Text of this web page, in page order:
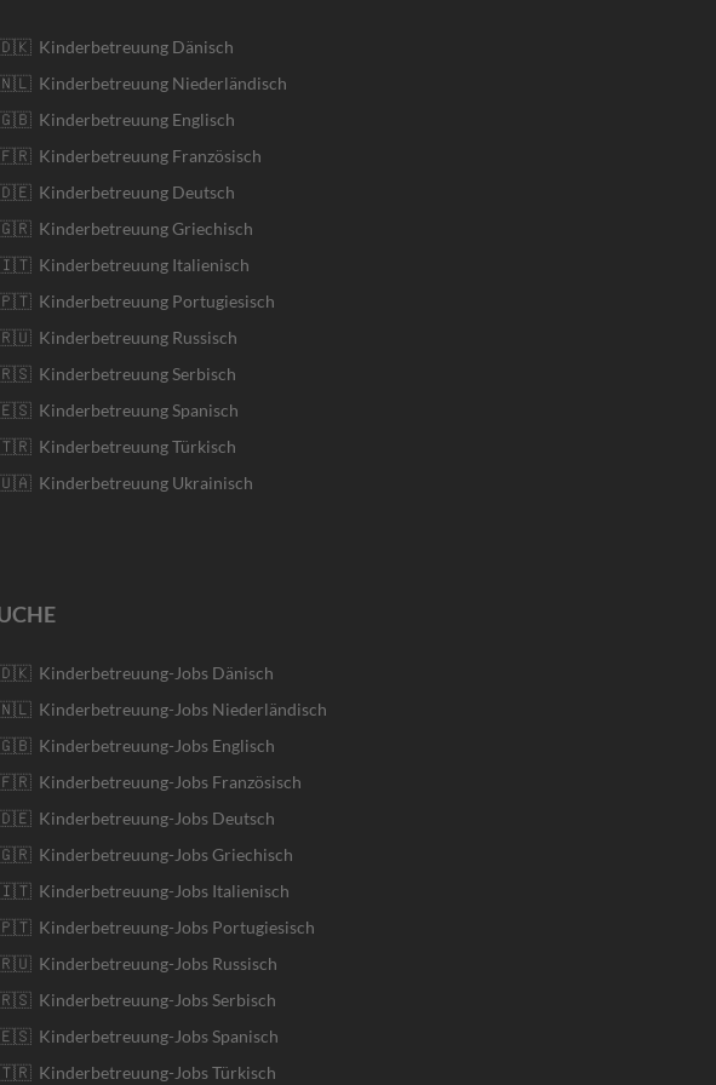
Kinderbetreuung Dänisch
Kinderbetreuung Niederländisch
Kinderbetreuung Englisch
Kinderbetreuung Französisch
Kinderbetreuung Deutsch
Kinderbetreuung Griechisch
Kinderbetreuung Italienisch
Kinderbetreuung Portugiesisch
Kinderbetreuung Russisch
Kinderbetreuung Serbisch
Kinderbetreuung Spanisch
Kinderbetreuung Türkisch
Kinderbetreuung Ukrainisch
Kinderbetreuung-Jobs Dänisch
Kinderbetreuung-Jobs Niederländisch
Kinderbetreuung-Jobs Englisch
Kinderbetreuung-Jobs Französisch
Kinderbetreuung-Jobs Deutsch
Kinderbetreuung-Jobs Griechisch
Kinderbetreuung-Jobs Italienisch
Kinderbetreuung-Jobs Portugiesisch
Kinderbetreuung-Jobs Russisch
Kinderbetreuung-Jobs Serbisch
Kinderbetreuung-Jobs Spanisch
Kinderbetreuung-Jobs Türkisch